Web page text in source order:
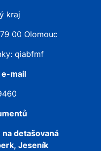
kraj
00 Olomouc
qiabfmf
e-mail
detašovaná
Jeseník